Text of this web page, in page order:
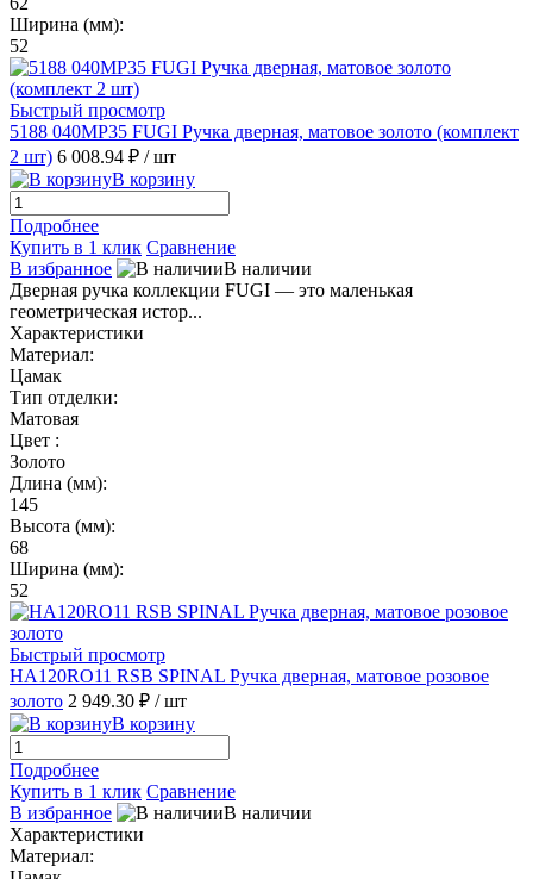
Ширина (мм):
52
Быстрый просмотр
5188 040MP35 FUGI Ручка дверная, матовое золото (комплект
2 шт) 6 008.94 ₽ / шт
В корзину
Подробнее
Купить в 1 клик Сравнение
В избранное
В наличии
Дверная ручка коллекции FUGI — это маленькая
геометрическая истор...
Характеристики
Материал:
Цамак
Тип отделки:
Матовая
Цвет :
Золото
Длина (мм):
145
Высота (мм):
68
Ширина (мм):
52
Быстрый просмотр
HA120RO11 RSB SPINAL Ручка дверная, матовое розовое
золото 2 949.30 ₽ / шт
В корзину
Подробнее
Купить в 1 клик Сравнение
В избранное
В наличии
Характеристики
Материал: